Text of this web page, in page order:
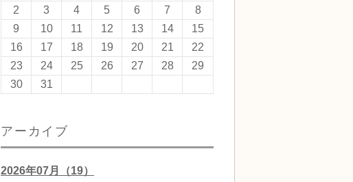
2
3 4 5 6 7
8
9
10 11 12 13 14
15
16
17 18 19 20 21
22
23
24 25 26 27 28
29
30
31
アーカイブ
2026年07月（19）